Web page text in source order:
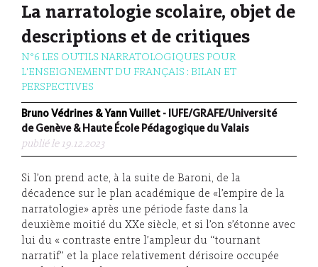
La narratologie scolaire, objet de
descriptions et de critiques
N°6 LES OUTILS NARRATOLOGIQUES POUR
L'ENSEIGNEMENT DU FRANÇAIS : BILAN ET
PERSPECTIVES
Bruno Védrines & Yann Vuillet - IUFE/GRAFE/Université
de Genève & Haute École Pédagogique du Valais
publié le 19.12.2023
Si l’on prend acte, à la suite de Baroni, de la
décadence sur le plan académique de «l’empire de la
narratologie» après une période faste dans la
deuxième moitié du XXe siècle, et si l’on s’étonne avec
lui du « contraste entre l’ampleur du ‘‘tournant
narratif’’ et la place relativement dérisoire occupée